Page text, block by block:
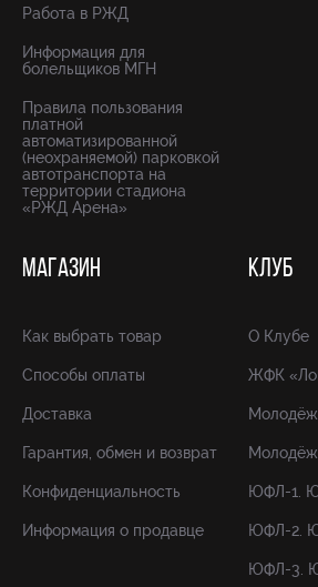
Работа в РЖД
Информация для
болельщиков МГН
Правила пользования
платной
автоматизированной
(неохраняемой) парковкой
автотранспорта на
территории стадиона
«РЖД Арена»
МАГАЗИН
Как выбрать товар
Способы оплаты
Доставка
Гарантия, обмен и возврат
Конфиденциальность
Информация о продавце
КЛУБ
О Клубе
ЖФК
ЮФЛ-1.
ЮФЛ-2.
ЮФЛ-3.